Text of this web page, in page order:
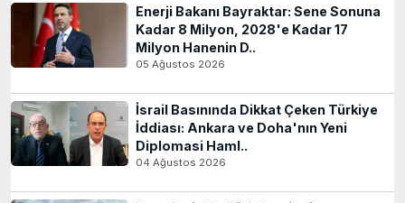
Enerji Bakanı Bayraktar: Sene Sonuna
Kadar 8 Milyon, 2028'e Kadar 17
Milyon Hanenin D..
05 Ağustos 2026
İsrail Basınında Dikkat Çeken Türkiye
İddiası: Ankara ve Doha'nın Yeni
Diplomasi Haml..
04 Ağustos 2026